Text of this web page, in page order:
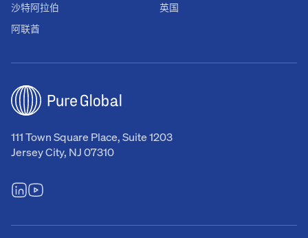
111 Town Square Place, Suite 1203
Jersey City, NJ 07310
英国
沙特阿拉伯
阿联酋